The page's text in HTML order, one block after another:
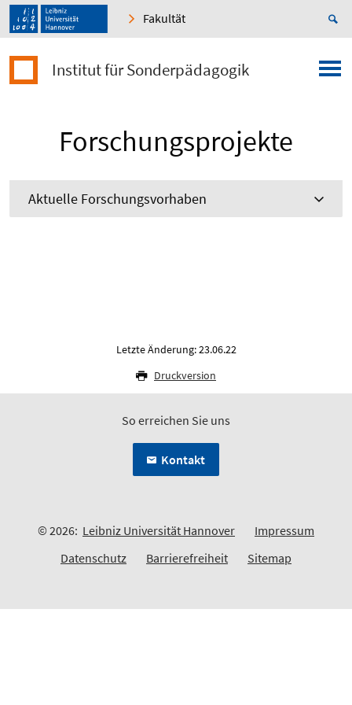
Fakultät
Institut für Sonderpädagogik
Forschungsprojekte
Aktuelle Forschungsvorhaben
Letzte Änderung: 23.06.22
Druckversion
So erreichen Sie uns
Kontakt
© 2026: Leibniz Universität Hannover
Impressum
Datenschutz
Barrierefreiheit Sitemap